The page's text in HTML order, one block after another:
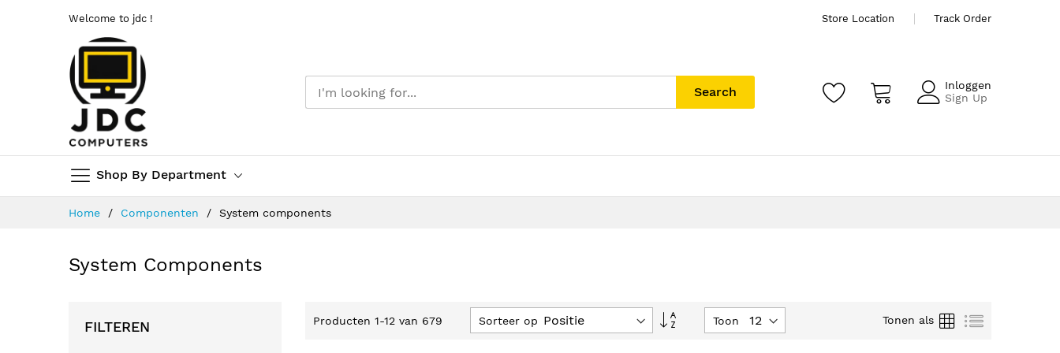
Welcome to jdc ! Store Location Track Order
Shop By Department
Search
Inloggen
Sign Up
Home Componenten System components
System Components
Producten 1-12 van 679 Sorteer op
Van
Toon Tonen als
Foto-
tabel
Lijst
FILTEREN